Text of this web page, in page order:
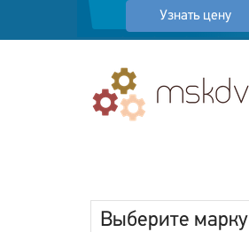
Узнать цену
Выберите марку